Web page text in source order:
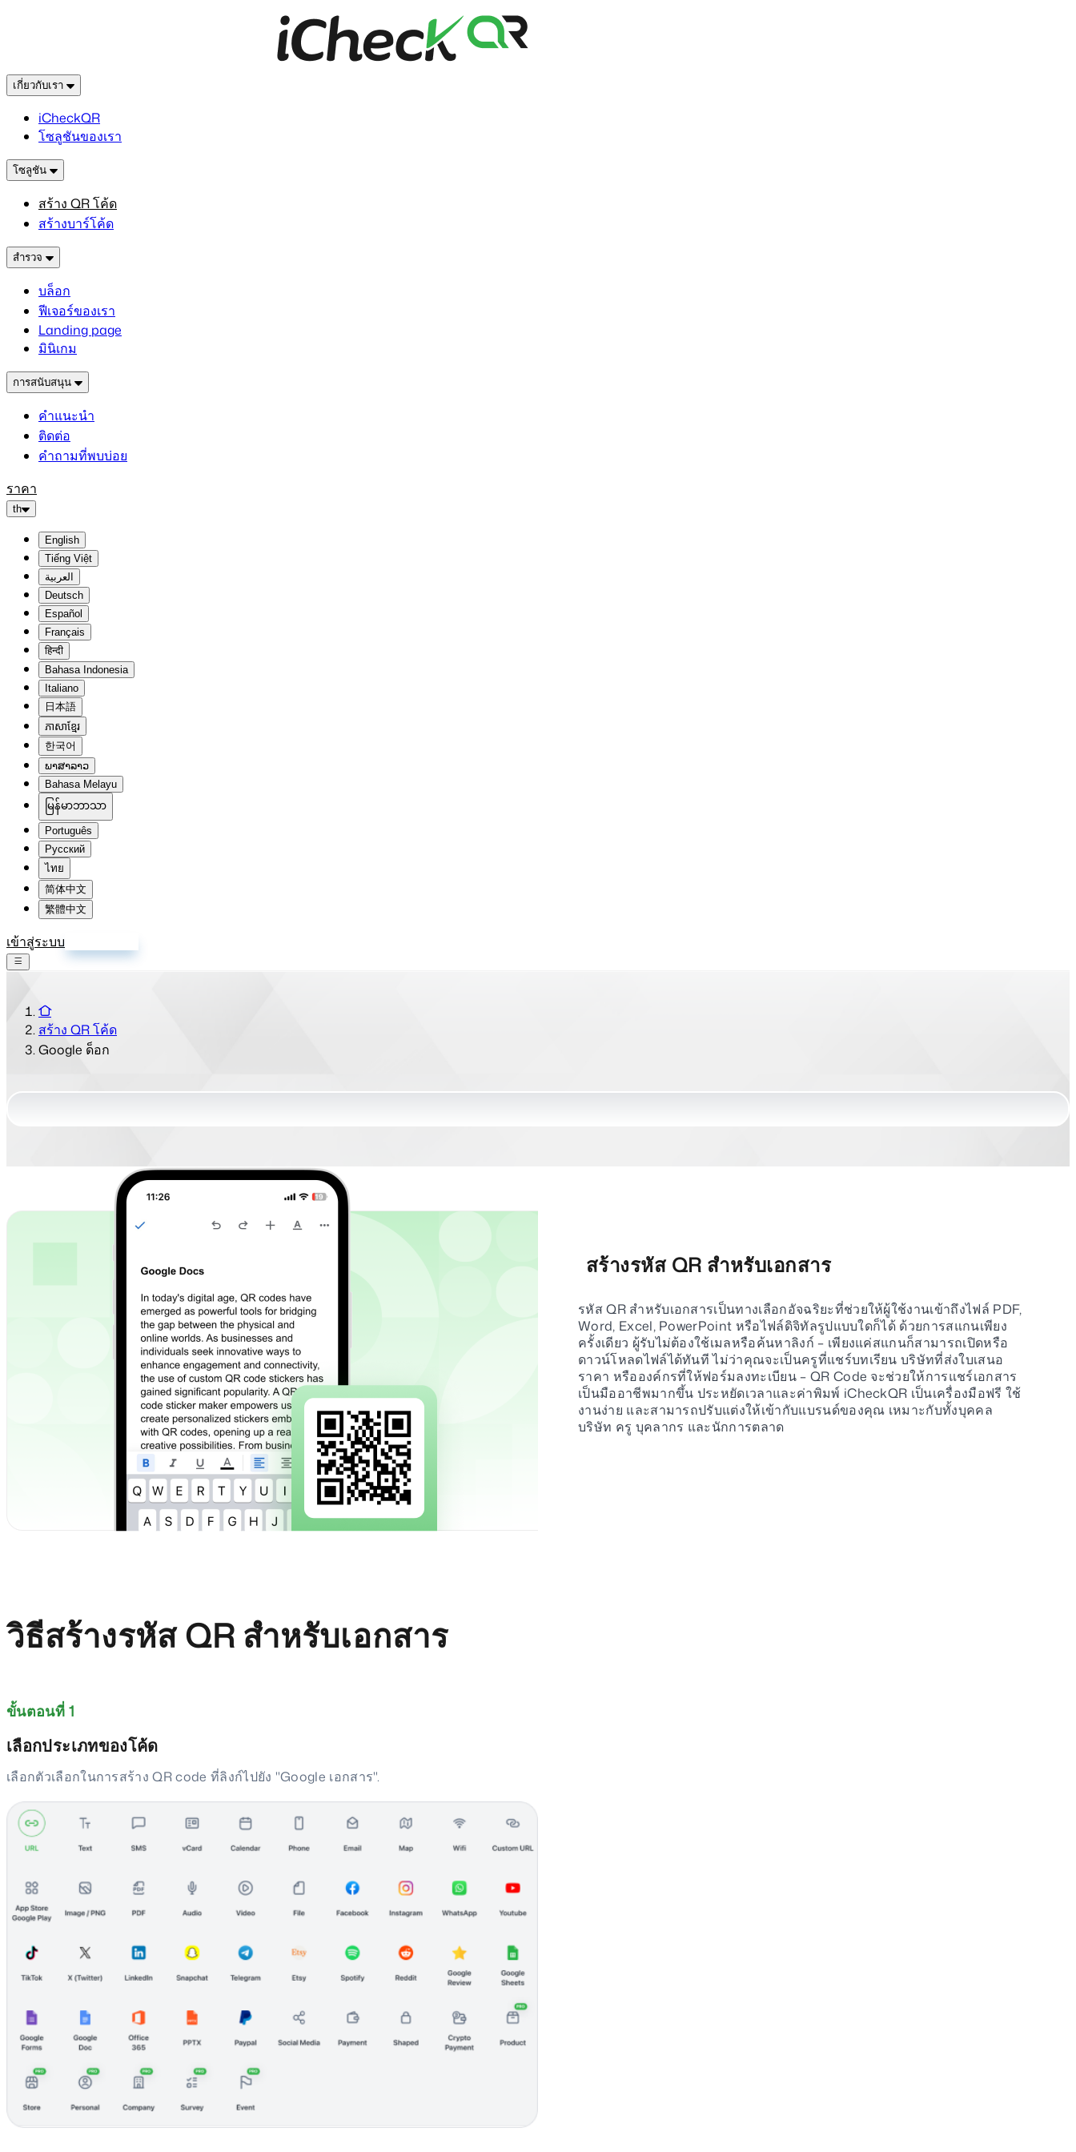
เกี่ยวกับเรา
iCheckQR
โซลูชันของเรา
โซลูชัน
สร้าง QR โค้ด
สร้างบาร์โค้ด
สำรวจ
บล็อก
ฟีเจอร์ของเรา
Landing page
มินิเกม
การสนับสนุน
คำแนะนำ
ติดต่อ
คำถามที่พบบ่อย
ราคา
th
English
Tiếng Việt
العربية
Deutsch
Español
Français
हिन्दी
Bahasa Indonesia
Italiano
日本語
ភាសាខ្មែរ
한국어
ພາສາລາວ
Bahasa Melayu
မြန်မာဘာသာ
Português
Русский
ไทย
简体中文
繁體中文
เข้าสู่ระบบ
สร้าง QR โค้ด
Google ด็อก
สร้างรหัส QR สำหรับเอกสาร
รหัส QR สำหรับเอกสารเป็นทางเลือกอัจฉริยะที่ช่วยให้ผู้ใช้งานเข้าถึงไฟล์ PDF,
Word, Excel, PowerPoint หรือไฟล์ดิจิทัลรูปแบบใดก็ได้ ด้วยการสแกนเพียง
ครั้งเดียว ผู้รับไม่ต้องใช้เมลหรือค้นหาลิงก์ – เพียงแค่สแกนก็สามารถเปิดหรือ
ดาวน์โหลดไฟล์ได้ทันที ไม่ว่าคุณจะเป็นครูที่แชร์บทเรียน บริษัทที่ส่งใบเสนอ
ราคา หรือองค์กรที่ให้ฟอร์มลงทะเบียน – QR Code จะช่วยให้การแชร์เอกสาร
เป็นมืออาชีพมากขึ้น ประหยัดเวลาและค่าพิมพ์ iCheckQR เป็นเครื่องมือฟรี ใช้
งานง่าย และสามารถปรับแต่งให้เข้ากับแบรนด์ของคุณ เหมาะกับทั้งบุคคล
บริษัท ครู บุคลากร และนักการตลาด
วิธีสร้างรหัส QR สำหรับเอกสาร
ขั้นตอนที่ 1
เลือกประเภทของโค้ด
เลือกตัวเลือกในการสร้าง QR code ที่ลิงก์ไปยัง "Google เอกสาร".